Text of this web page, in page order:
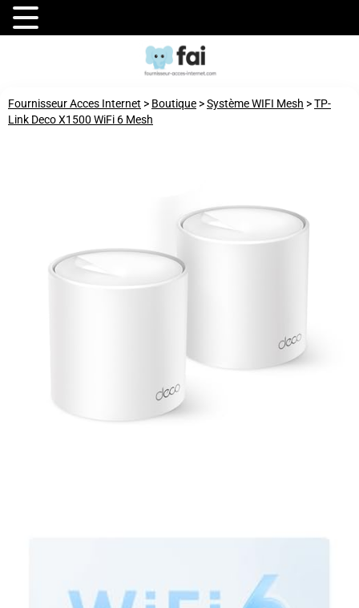
Fournisseur Acces Internet > Boutique >Système WIFI Mesh >TP-
Link Deco X1500 WiFi 6 Mesh